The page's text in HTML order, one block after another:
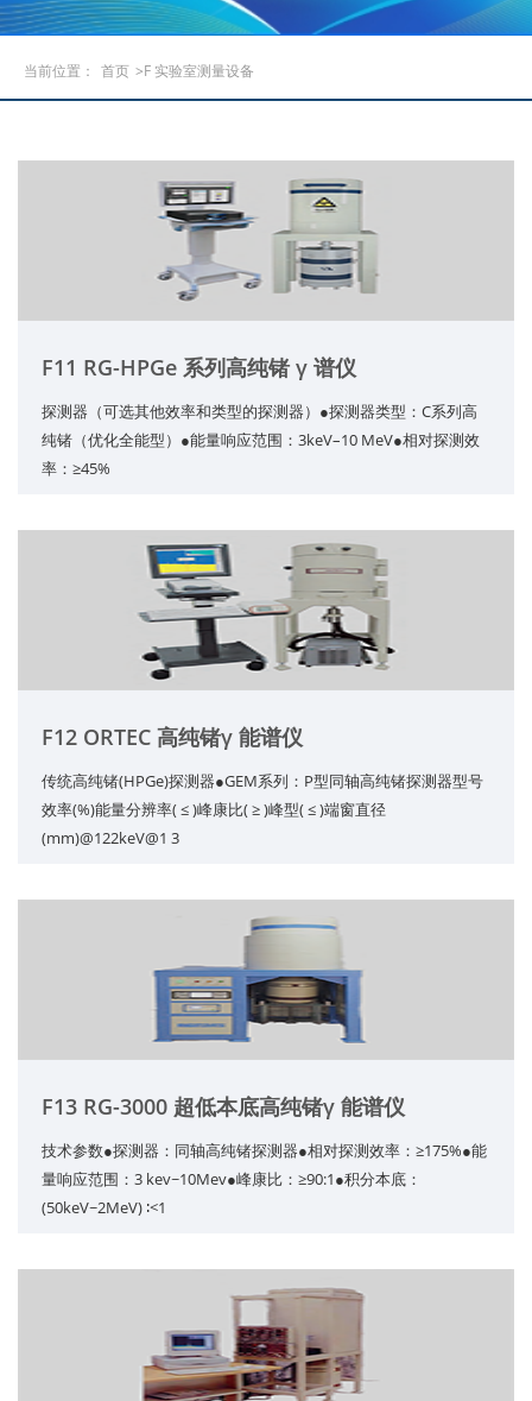
当前位置： 首页 >F 实验室测量设备
F11 RG-HPGe 系列高纯锗 γ 谱仪
探测器（可选其他效率和类型的探测器）●探测器类型：C系列高
纯锗（优化全能型）●能量响应范围：3keV–10 MeV●相对探测效
率：≥45%
F12 ORTEC 高纯锗γ 能谱仪
传统高纯锗(HPGe)探测器●GEM系列：P型同轴高纯锗探测器型号
效率(%)能量分辨率( ≤ )峰康比( ≥ )峰型( ≤ )端窗直径
(mm)@122keV@1 3
F13 RG-3000 超低本底高纯锗γ 能谱仪
技术参数●探测器：同轴高纯锗探测器●相对探测效率：≥175%●能
量响应范围：3 kev~10Mev●峰康比：≥90:1●积分本底：
(50keV~2MeV) ∶<1